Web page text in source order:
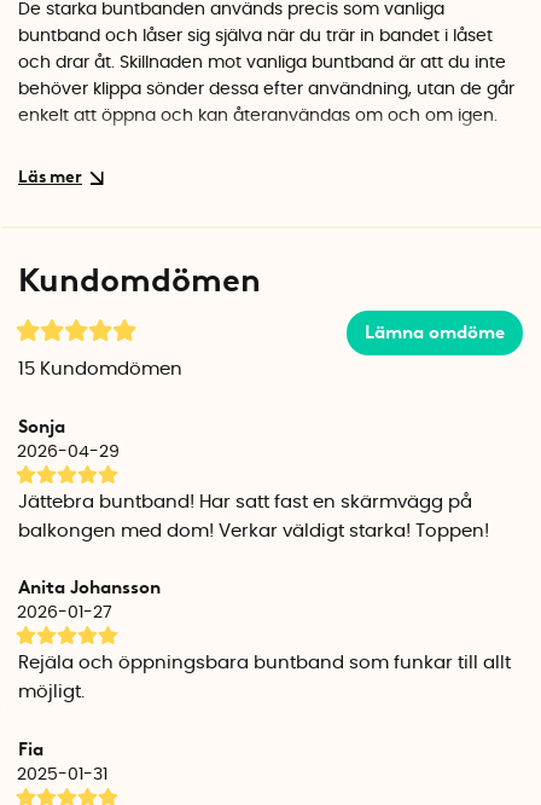
De starka buntbanden används precis som vanliga
buntband och låser sig själva när du trär in bandet i låset
och drar åt. Skillnaden mot vanliga buntband är att du inte
behöver klippa sönder dessa efter användning, utan de går
enkelt att öppna och kan återanvändas om och om igen.
Hur öppnar jag buntbandet?
Buntbanden finns i tre olika längder och levereras i ett 20-
användningsområde bäst.
300 mm x 7,2 mm
450 mm x 7,2 mm
Kundomdömen
Lämna omdöme
15 Kundomdömen
Sonja
2026-04-29
Jättebra buntband! Har satt fast en skärmvägg på
balkongen med dom! Verkar väldigt starka! Toppen!
Anita Johansson
2026-01-27
Rejäla och öppningsbara buntband som funkar till allt
möjligt.
Fia
2025-01-31